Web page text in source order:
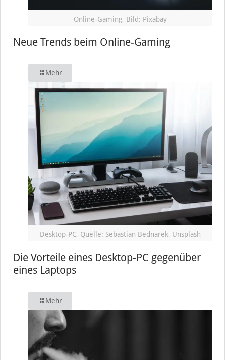
Online-Gaming, Bild: Pixabay
Neue Trends beim Online-Gaming
Mehr
Desktop-PC, Quelle: Sebastian Bednarek, Unsplash
Die Vorteile eines Desktop-PC gegenüber
eines Laptops
Mehr